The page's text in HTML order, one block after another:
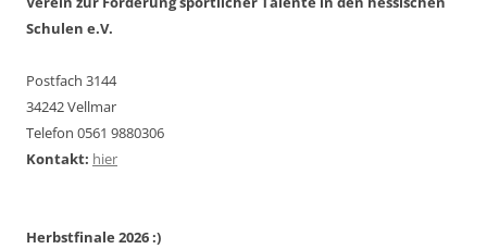
Schulen e.V.
Postfach 3144
34242 Vellmar
Telefon 0561 9880306
Kontakt: hier
Herbstfinale 2026 :)